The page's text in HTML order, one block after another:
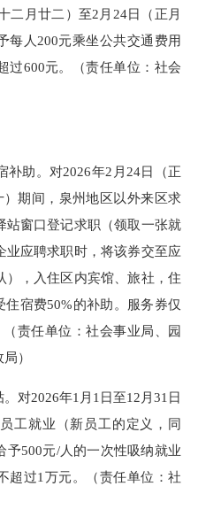
二月廿二）至2月24日（正月
每人200元乘坐公共交通费用
过600元。（责任单位：社会
助。对2026年2月24日（正
期间，泉州地区以外来区求
站窗口登记求职（领取一张就
业应聘求职时，将该券交至应
，入住区内宾馆、旅社，住
宿费50%的补助。服务券仅
责任单位：社会事业局、园
）
2026年1月1日至12月31日
工就业（新员工的定义，同
予500元/人的一次性吸纳就业
超过1万元。（责任单位：社